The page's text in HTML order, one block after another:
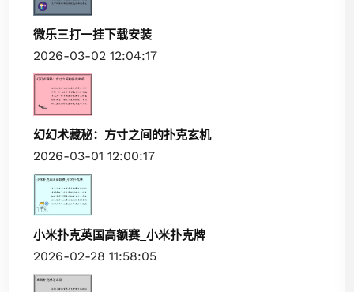
微乐三打一挂下载安装
2026-03-02 12:04:17
幻幻术藏秘：方寸之间的扑克玄机
2026-03-01 12:00:17
小米扑克英国高额赛_小米扑克牌
2026-02-28 11:58:05